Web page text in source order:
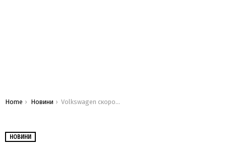
You are here:
Home Новини Volkswagen скорочує виробництво електромобілів ID.3 і Cupra Born: названа причина
НОВИНИ